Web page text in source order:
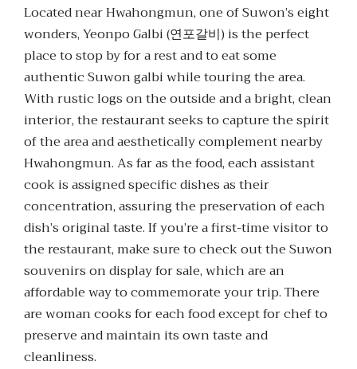
Located near Hwahongmun, one of Suwon’s eight
wonders, Yeonpo Galbi (연포갈비) is the perfect
place to stop by for a rest and to eat some
authentic Suwon galbi while touring the area.
With rustic logs on the outside and a bright, clean
interior, the restaurant seeks to capture the spirit
of the area and aesthetically complement nearby
Hwahongmun. As far as the food, each assistant
cook is assigned specific dishes as their
concentration, assuring the preservation of each
dish’s original taste. If you’re a first-time visitor to
the restaurant, make sure to check out the Suwon
souvenirs on display for sale, which are an
affordable way to commemorate your trip. There
are woman cooks for each food except for chef to
preserve and maintain its own taste and
cleanliness.